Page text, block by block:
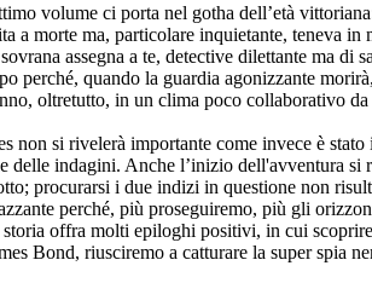
volume ci porta nel gotha dell’età
a morte ma, particolare inquietante, teneva
assegna a te, detective dilettante ma
perché, quando la guardia agonizzante
oltretutto, in un clima poco collaborativo
non si rivelerà importante come invece è
delle indagini. Anche l’inizio dell'avventura
procurarsi i due indizi in questione non
perché, più proseguiremo, più gli
offra molti epiloghi positivi, in cui
Bond, riusciremo a catturare la super spia